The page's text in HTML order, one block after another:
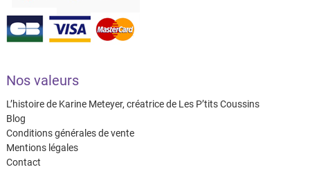
Nos valeurs
L’histoire de Karine Meteyer, créatrice de Les P’tits Coussins
Blog
Conditions générales de vente
Mentions légales
Contact